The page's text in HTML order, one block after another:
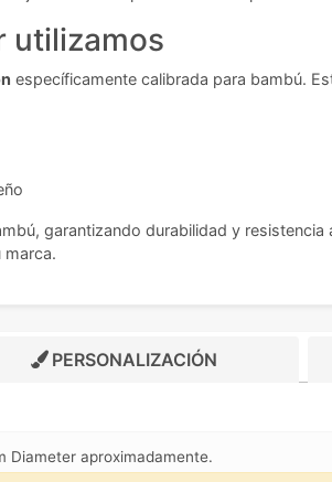
utilizamos
específicamente calibrada para bambú.
garantizando durabilidad y
marca.
PERSONALIZACIÓN
Diameter aproximadamente.